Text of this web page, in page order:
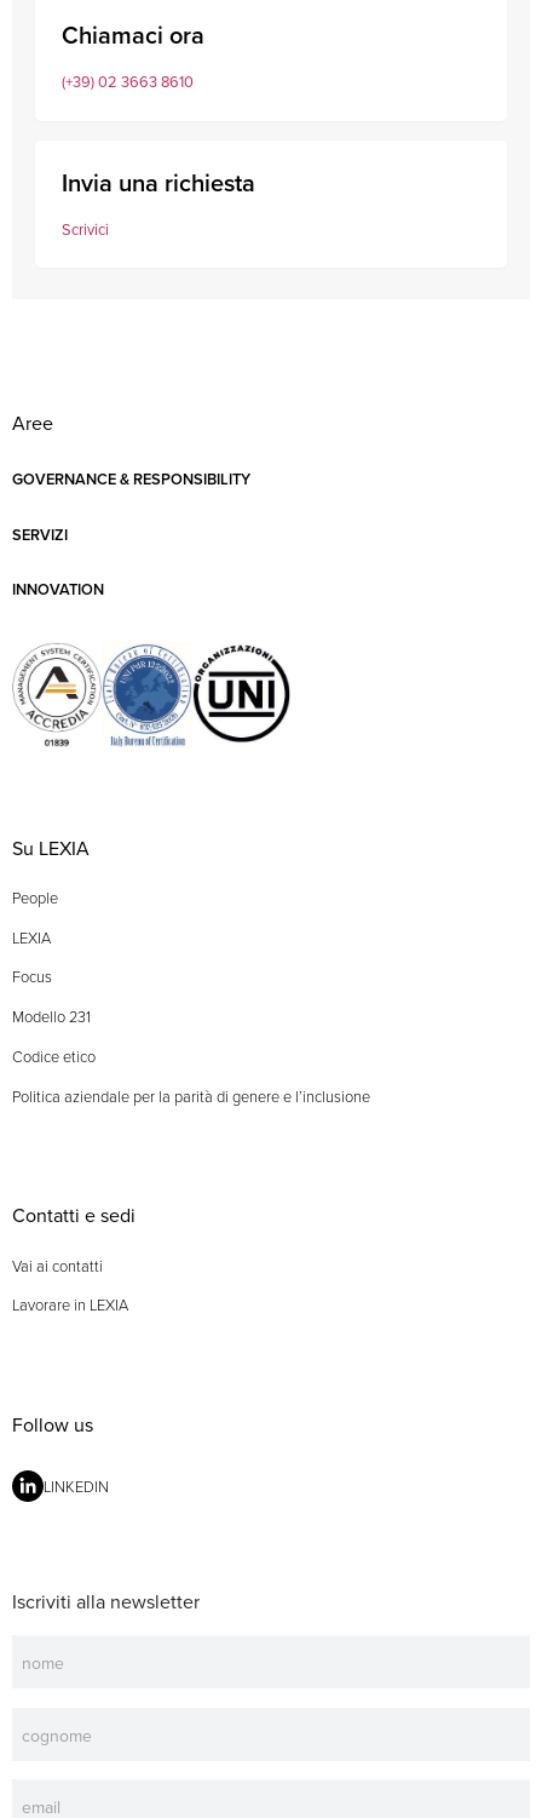
Chiamaci ora
(+39) 02 3663 8610
Invia una richiesta
Scrivici
Aree
GOVERNANCE & RESPONSIBILITY
SERVIZI
INNOVATION
Su LEXIA
People
LEXIA
Focus
Modello 231
Codice etico
Politica aziendale per la parità di genere e l’inclusione
Contatti e sedi
Vai ai contatti
Lavorare in LEXIA
Follow us
LINKEDIN
Iscriviti alla newsletter